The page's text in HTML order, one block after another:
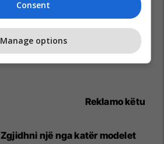
Reklamo këtu
Zgjidhni një nga katër modelet
Consent
Manage options